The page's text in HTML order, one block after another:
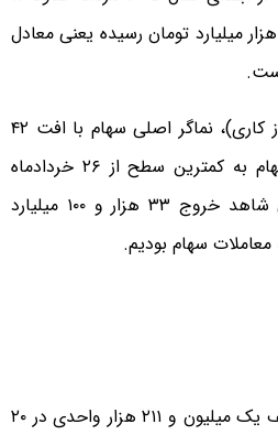
هزار میلیارد تومان بود، به ۸ هزار میلیارد تومان رسیده یعنی معادل
در این بازه زمانی ۶۲ روزه‌(روز کاری)، نماگر اصلی سهام با افت ۴۲
درصد مواجه شد و نماگر سهام به کمترین سطح از ۲۶ خردادماه
نزول کرد. در این بازه زمانی شاهد خروج ۳۳ هزار و ۱۰۰ میلیارد
معاملات سهام بودیم.
با برخورد شاخص سهام به کف یک میلیون و ۲۱۱ هزار واحدی در ۲۰